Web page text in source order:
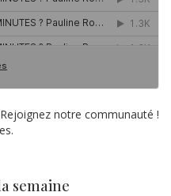
Rejoignez notre communauté !
semaine